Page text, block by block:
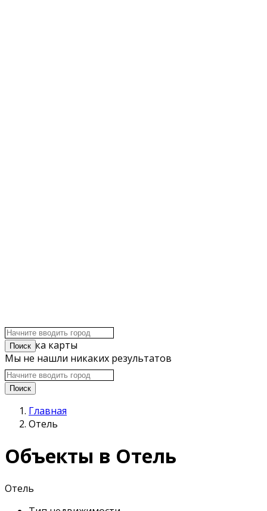
click to enable zoom
Загрузка карты
Мы не нашли никаких результатов
Открыть карту
Главная
Отель
Объекты в Отель
Отель